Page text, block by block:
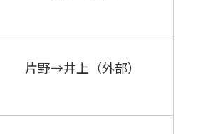
片野→井上（外部）